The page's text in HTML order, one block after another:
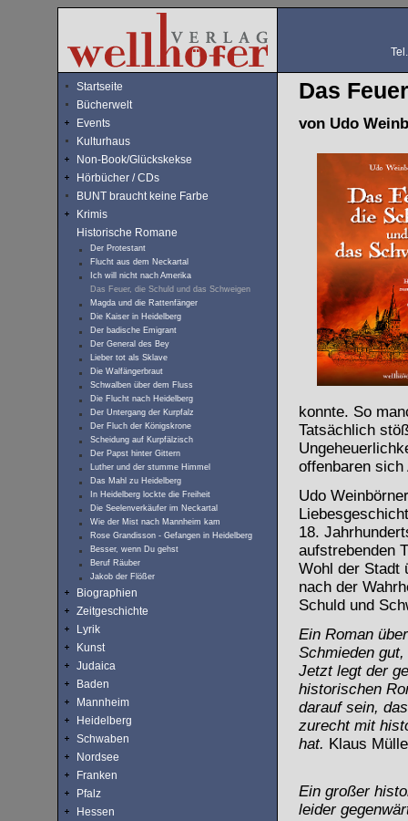
Startseite
Bücherwelt
Events
Kulturhaus
Non-Book/Glückskekse
Hörbücher / CDs
BUNT braucht keine Farbe
Krimis
Historische Romane
Der Protestant
Flucht aus dem Neckartal
Ich will nicht nach Amerika
Das Feuer, die Schuld und das Schweigen
Magda und die Rattenfänger
Die Kaiser in Heidelberg
Der badische Emigrant
Der General des Bey
Lieber tot als Sklave
Die Walfängerbraut
Schwalben über dem Fluss
Die Flucht nach Heidelberg
Der Untergang der Kurpfalz
Der Fluch der Königskrone
Scheidung auf Kurpfälzisch
Der Papst hinter Gittern
Luther und der stumme Himmel
Das Mahl zu Heidelberg
In Heidelberg lockte die Freiheit
Die Seelenverkäufer im Neckartal
Wie der Mist nach Mannheim kam
Rose Grandisson - Gefangen in Heidelberg
Besser, wenn Du gehst
Beruf Räuber
Jakob der Flößer
Biographien
Zeitgeschichte
Lyrik
Kunst
Judaica
Baden
Mannheim
Heidelberg
Schwaben
Nordsee
Franken
Pfalz
Hessen
Das
von Udo
konnte. So
Tatsächlich
offenbaren
Udo
18.
aufstrebenden
Wohl der Stadt
nach der
Schuld und
Ein Roman
Schmieden
Jetzt legt der
historischen
darauf sein,
zurecht mit
hat. Klaus
Ein großer
leider